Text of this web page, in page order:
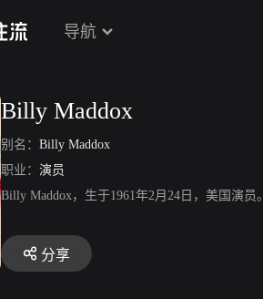
导航
Billy Maddox
别名： Billy Maddox
职业： 演员
Billy Maddox，生于1961年2月24日，美国演
分享